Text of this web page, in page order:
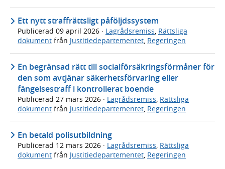
Ett nytt straffrättsligt påföljdssystem
Publicerad 09 april 2026 · Lagrådsremiss, Rättsliga
dokument från Justitiedepartementet, Regeringen
En begränsad rätt till socialförsäkringsförmåner för
den som avtjänar säkerhetsförvaring eller
fängelsestraff i kontrollerat boende
Publicerad 27 mars 2026 · Lagrådsremiss, Rättsliga
dokument från Justitiedepartementet, Regeringen
En betald polisutbildning
Publicerad 12 mars 2026 · Lagrådsremiss Rättsliga
dokument från Justitiedepartementet Regeringen